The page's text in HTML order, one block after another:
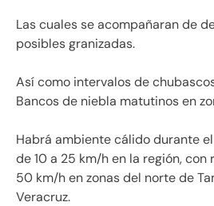
Las cuales se acompañaran de
posibles granizadas.
Así como intervalos de
Bancos de niebla matutinos en
Habrá ambiente cálido durante
de 10 a 25 km/h en la región, con
50 km/h en zonas del norte de
Veracruz.